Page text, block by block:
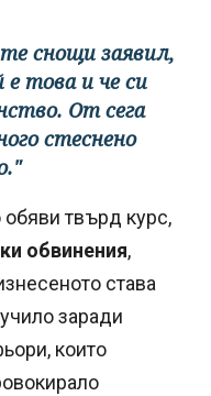
снощи заявил,
е това и че си
От сега
стеснено
твърд курс,
обвинения,
става
заради
които